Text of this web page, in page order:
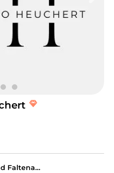
Hyaluron Lippenaufbau und Faltenaufbau mit dem IRI PEN